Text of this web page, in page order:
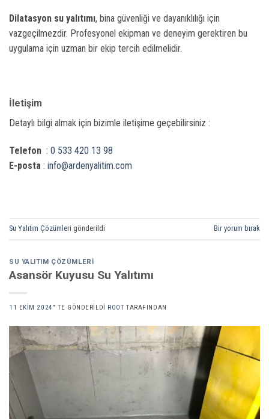
Dilatasyon su yalıtımı, bina güvenliği ve dayanıklılığı için
vazgeçilmezdir. Profesyonel ekipman ve deneyim gerektiren bu
uygulama için uzman bir ekip tercih edilmelidir.
İletişim
Detaylı bilgi almak için bizimle iletişime geçebilirsiniz :
Telefon : 0 533 420 13 98
E-posta : info@ardenyalitim.com
Su Yalıtım Çözümleri gönderildi Bir yorum bırak
SU YALITIM ÇÖZÜMLERI
Asansör Kuyusu Su Yalıtımı
11 EKIM 2024’' TE GÖNDERILDI ROOT TARAFINDAN